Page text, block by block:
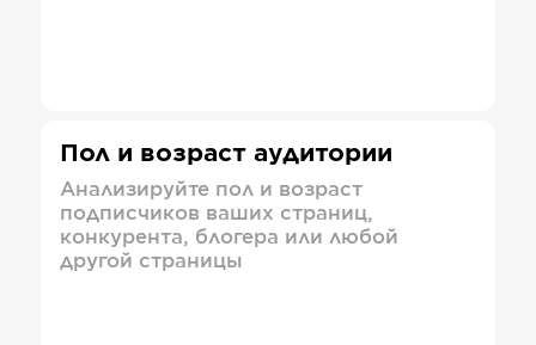
Пол и возраст аудитории
Анализируйте пол и возраст
подписчиков ваших страниц,
конкурента, блогера или любой
другой страницы